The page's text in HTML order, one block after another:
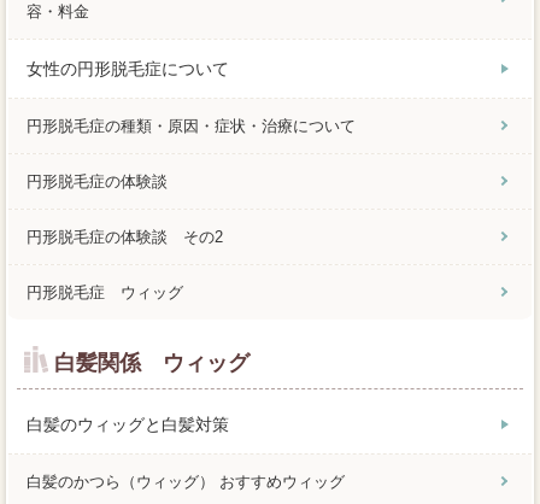
容・料金
女性の円形脱毛症について
円形脱毛症の種類・原因・症状・治療について
円形脱毛症の体験談
円形脱毛症の体験談 その2
円形脱毛症 ウィッグ
白髪関係 ウィッグ
白髪のウィッグと白髪対策
白髪のかつら（ウィッグ） おすすめウィッグ